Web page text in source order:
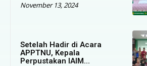
November 13, 2024
Setelah Hadir di Acara
APPTNU, Kepala
Perpustakan IAIM...